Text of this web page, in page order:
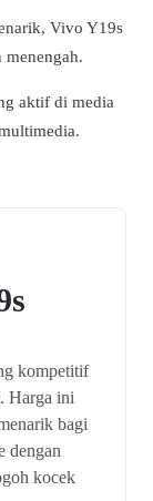
Vivo Y19s
aktif di media
kompetitif
. Harga ini
bagi
dengan
kocek